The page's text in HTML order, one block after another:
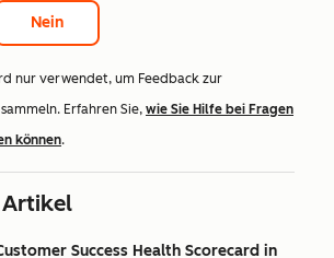
Nein
nur verwendet, um Feedback zur
Erfahren Sie, wie Sie Hilfe bei Fragen
können.
Success Health Scorecard in